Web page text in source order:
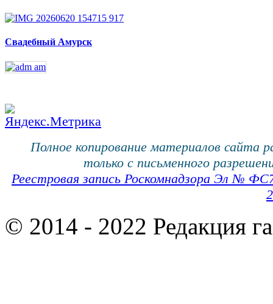
Свадебный Амурск
Полное копирование материалов сайта
только с письменного
Реестровая запись Роскомнадзора Эл №
© 2014 - 2022 Редакция